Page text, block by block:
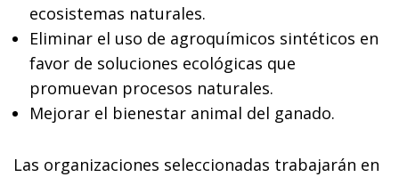
ecosistemas naturales.
Eliminar el uso de agroquímicos sintéticos en
favor de soluciones ecológicas que
promuevan procesos naturales.
Mejorar el bienestar animal del ganado.
Las organizaciones seleccionadas trabajarán en